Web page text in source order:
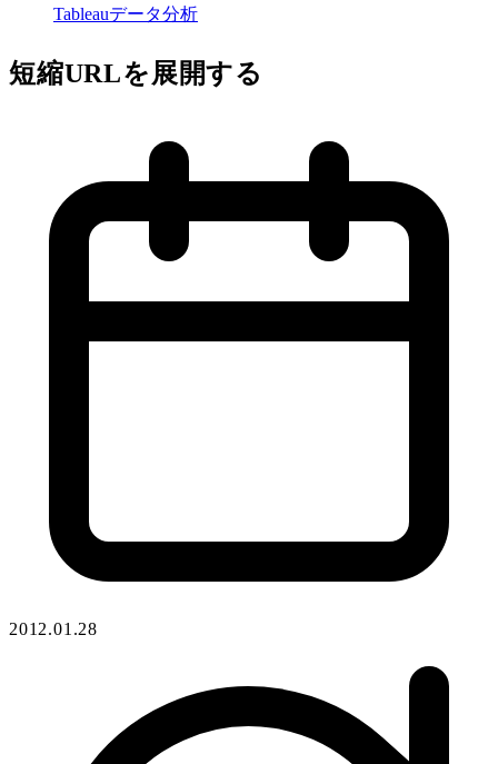
Tableauデータ分析
短縮URLを展開する
2012.01.28